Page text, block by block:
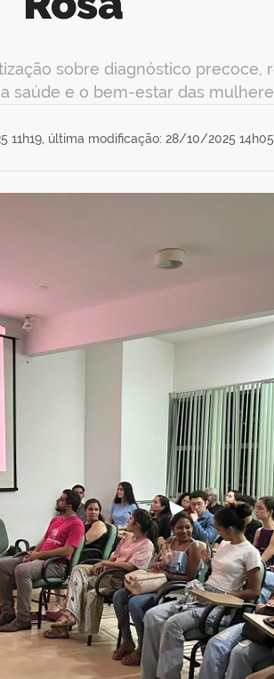
sobre diagnóstico precoce,
saúde e o bem-estar das
última modificação: 28/10/2025 14h05